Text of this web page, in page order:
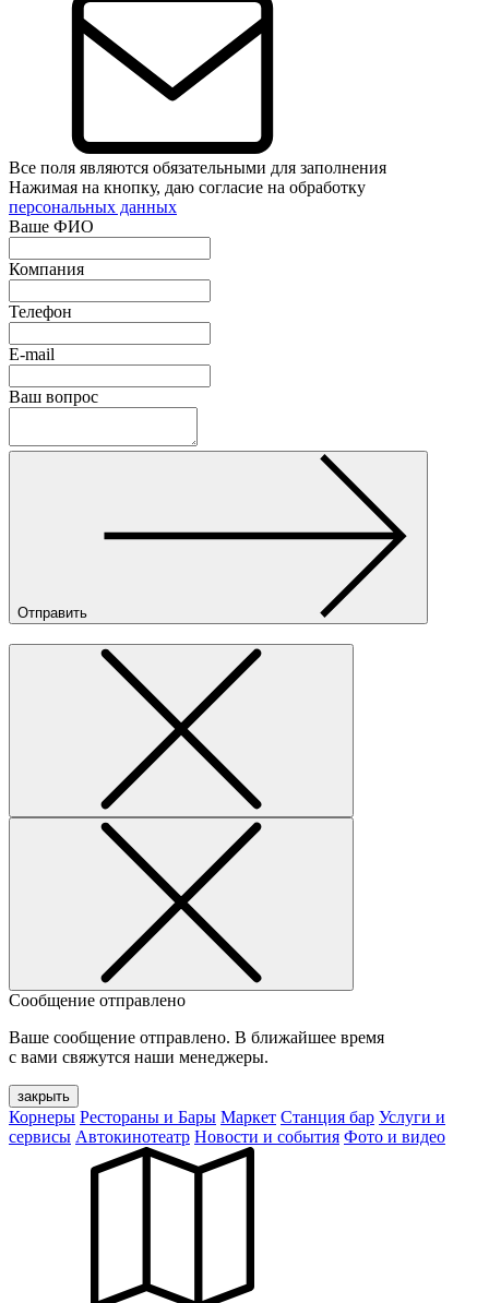
Все поля являются обязательными для заполнения
Нажимая на кнопку, даю согласие на обработку
персональных данных
Ваше ФИО
Компания
Телефон
E-mail
Ваш вопрос
Отправить
Сообщение отправлено
Ваше сообщение отправлено. В ближайшее время
с вами свяжутся наши менеджеры.
закрыть
Корнеры Рестораны и Бары Маркет Станция бар Услуги и
сервисы Автокинотеатр Новости и события Фото и видео